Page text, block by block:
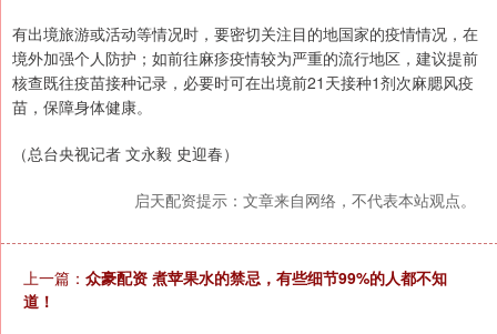
有出境旅游或活动等情况时，要密切关注目的地国家的疫情情况，在
境外加强个人防护；如前往麻疹疫情较为严重的流行地区，建议提前
核查既往疫苗接种记录，必要时可在出境前21天接种1剂次麻腮风疫
苗，保障身体健康。
（总台央视记者 文永毅 史迎春）
启天配资提示：文章来自网络，不代表本站观点。
上一篇： 众豪配资 煮苹果水的禁忌，有些细节99%的人都不知
道！